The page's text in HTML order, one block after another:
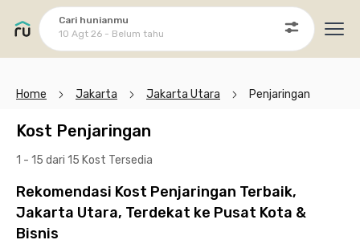
Cari hunianmu
10 Agt 26 - Belum tahu
Home Jakarta Jakarta Utara Penjaringan
Kost Penjaringan
1 - 15 dari 15 Kost Tersedia
Rekomendasi Kost Penjaringan Terbaik,
Jakarta Utara, Terdekat ke Pusat Kota &
Bisnis